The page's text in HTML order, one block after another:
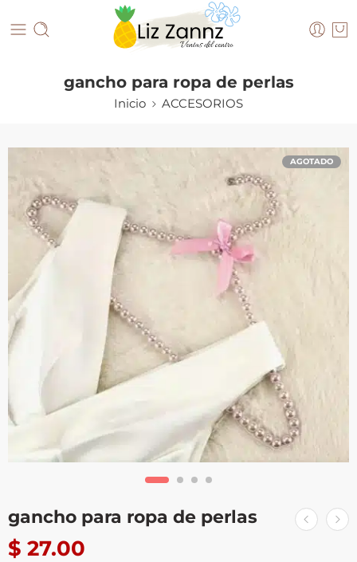
gancho para ropa de perlas
Inicio ACCESORIOS
AGOTADO
gancho para ropa de perlas
$ 27.00